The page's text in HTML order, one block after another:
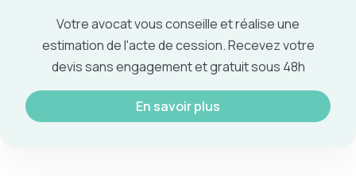
Votre avocat vous conseille et réalise une
estimation de l'acte de cession. Recevez votre
devis sans engagement et gratuit sous 48h
En savoir plus